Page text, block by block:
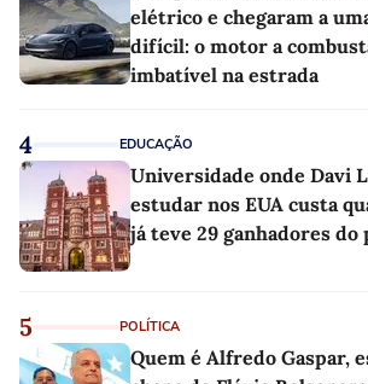
elétrico e chegaram a
difícil: o motor a
imbatível na estrada
4 EDUCAÇÃO
Universidade onde Davi
estudar nos EUA custa
já teve 29 ganhadores
5 POLÍTICA
Quem é Alfredo Gaspar,